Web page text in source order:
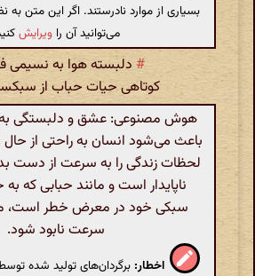
بسیاری از موارد نادرستند. اگر این متن
می‌توانید آن را ویرایش
# دلبسته هوا به نسیمی
کوتاهی حیات حباب از
هوش مصنوعی: عشق و دلبستگی به
باعث می‌شود انسان به راحتی از
لحظات زندگی را به سرعت از دست
ناپایدار است و مانند حبابی که
سبکی خود در معرض خطر است،
سرعت نابود شود.
اخطار: برگردان‌های تولید شده